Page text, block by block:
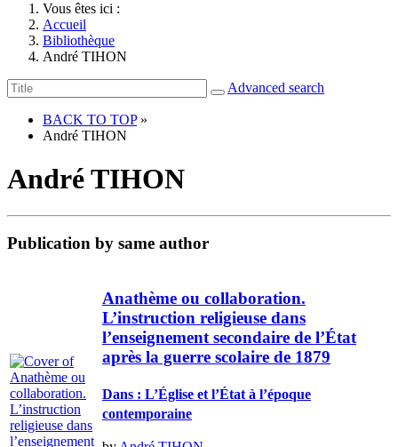
Vous êtes ici :
Accueil
Bibliothèque
André TIHON
Advanced search
BACK TO TOP»
André TIHON
André TIHON
Publication by same author
Anathème ou collaboration.
L’instruction religieuse dans
l’enseignement secondaire de l’État
après la guerre scolaire de 1879
Dans : L’Église et l’État à l’époque
contemporaine